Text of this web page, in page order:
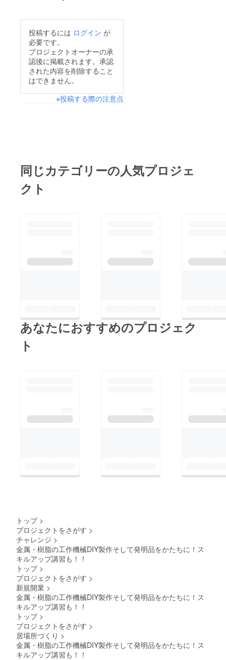
投稿するには ログイン が
必要です。
プロジェクトオーナーの承
認後に掲載されます。承認
された内容を削除すること
はできません。
※投稿する際の注意点
できな
直送す
ること
機械
設備、
工具、
破損
した場
全ての
トウェ
コ
きませ
同じカテゴリーの人気プロジェ
クト
あなたにおすすめのプロジェク
ト
トップ >
プロジェクトをさがす >
チャレンジ >
金属・樹脂の工作機械DIY製作そして発明品をかたちに！ス
キルアップ講習も！！
トップ >
プロジェクトをさがす >
新規開業 >
金属・樹脂の工作機械DIY製作そして発明品をかたちに！ス
キルアップ講習も！！
トップ >
プロジェクトをさがす >
居場所づくり >
金属・樹脂の工作機械DIY製作そして発明品をかたちに！ス
キルアップ講習も！！